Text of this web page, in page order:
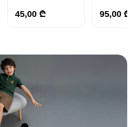
45,00 ₾ 95,00 ₾